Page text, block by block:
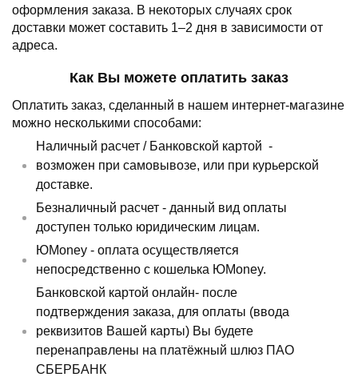
оформления заказа. В некоторых случаях срок
доставки может составить 1–2 дня в зависимости от
адреса.
Как Вы можете оплатить заказ
Оплатить заказ, сделанный в нашем интернет-магазине
можно несколькими способами:
Наличный расчет / Банковской картой -
возможен при самовывозе, или при курьерской
доставке.
Безналичный расчет - данный вид оплаты
доступен только юридическим лицам.
ЮMoney - оплата осуществляется
непосредственно с кошелька ЮMoney.
Банковской картой онлайн- после
подтверждения заказа, для оплаты (ввода
реквизитов Вашей карты) Вы будете
перенаправлены на платёжный шлюз ПАО
СБЕРБАНК